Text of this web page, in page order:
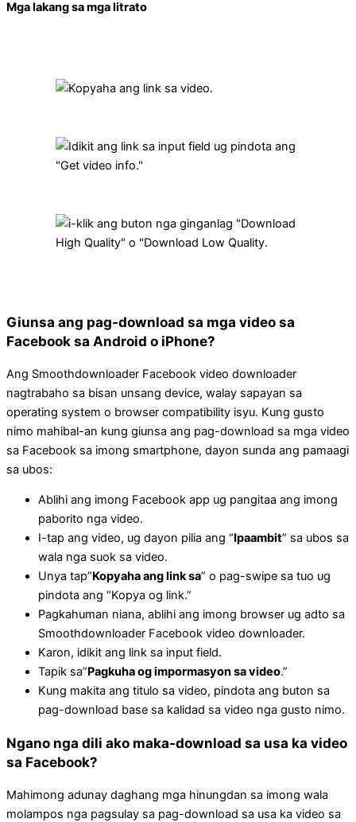
Mga lakang sa mga litrato
Giunsa ang pag-download sa mga video sa
Facebook sa Android o iPhone?
Ang Smoothdownloader Facebook video downloader
nagtrabaho sa bisan unsang device, walay sapayan sa
operating system o browser compatibility isyu. Kung gusto
nimo mahibal-an kung giunsa ang pag-download sa mga video
sa Facebook sa imong smartphone, dayon sunda ang pamaagi
sa ubos:
Ablihi ang imong Facebook app ug pangitaa ang imong
paborito nga video.
I-tap ang video, ug dayon pilia ang “Ipaambit” sa ubos sa
wala nga suok sa video.
Unya tap”Kopyaha ang link sa” o pag-swipe sa tuo ug
pindota ang “Kopya og link.”
Pagkahuman niana, ablihi ang imong browser ug adto sa
Smoothdownloader Facebook video downloader.
Karon, idikit ang link sa input field.
Tapik sa”Pagkuha og impormasyon sa video.”
Kung makita ang titulo sa video, pindota ang buton sa
pag-download base sa kalidad sa video nga gusto nimo.
Ngano nga dili ako maka-download sa usa ka video
sa Facebook?
Mahimong adunay daghang mga hinungdan sa imong wala
molampos nga pagsulay sa pag-download sa usa ka video sa